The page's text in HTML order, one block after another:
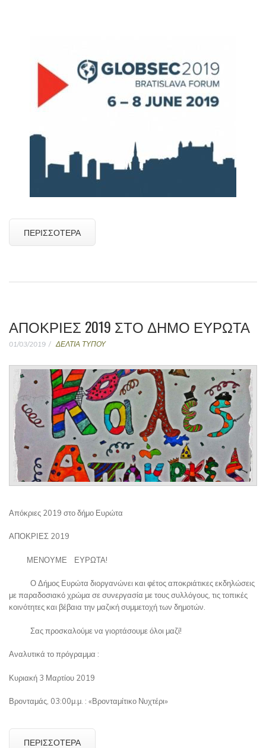
ΠΕΡΙΣΣΌΤΕΡΑ
ΑΠΌΚΡΙΕΣ 2019 ΣΤΟ ΔΉΜΟ ΕΥΡΏΤΑ
01/03/2019 ΔΕΛΤΙΑ ΤΥΠΟΥ
Απόκριες 2019 στο δήμο Ευρώτα
ΑΠΟΚΡΙΕΣ 2019
ΜΕΝΟΥΜΕ ΕΥΡΩΤΑ!
Ο Δήμος Ευρώτα διοργανώνει και φέτος αποκριάτικες εκδηλώσεις
με παραδοσιακό χρώμα σε συνεργασία με τους συλλόγους, τις τοπικές
κοινότητες και βέβαια την μαζική συμμετοχή των δημοτών.
Σας προσκαλούμε να γιορτάσουμε όλοι μαζί!
Αναλυτικά το πρόγραμμα :
Κυριακή 3 Μαρτίου 2019
Βρονταμάς, 03:00μ.μ. : «Βρονταμίτικο Νυχτέρι»
ΠΕΡΙΣΣΌΤΕΡΑ